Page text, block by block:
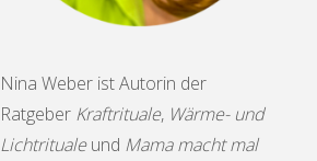
Nina Weber ist Autorin der
Ratgeber Kraftrituale, Wärme- und
Lichtritualeund Mama macht mal